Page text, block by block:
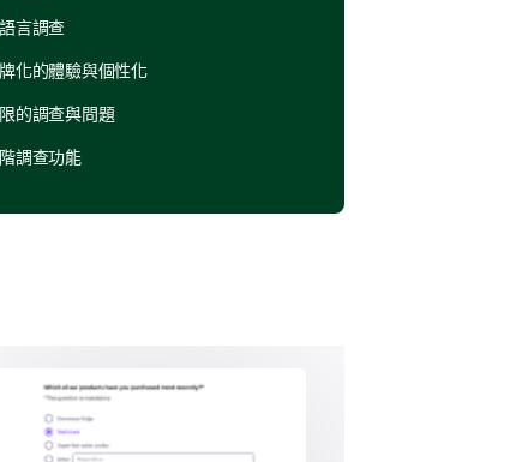
不滿意
言調查
化的體驗與個性化
的調查與問題
調查功能